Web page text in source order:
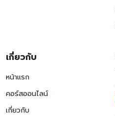
เกี่ยวกับ
หน้าแรก
คอร์สออนไลน์
เกี่ยวกับ